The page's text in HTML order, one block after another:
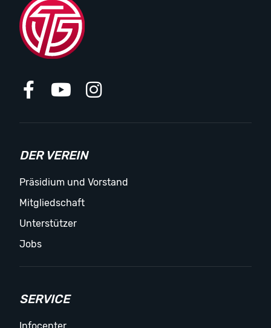
DER VEREIN
Präsidium und Vorstand
Mitgliedschaft
Unterstützer
Jobs
SERVICE